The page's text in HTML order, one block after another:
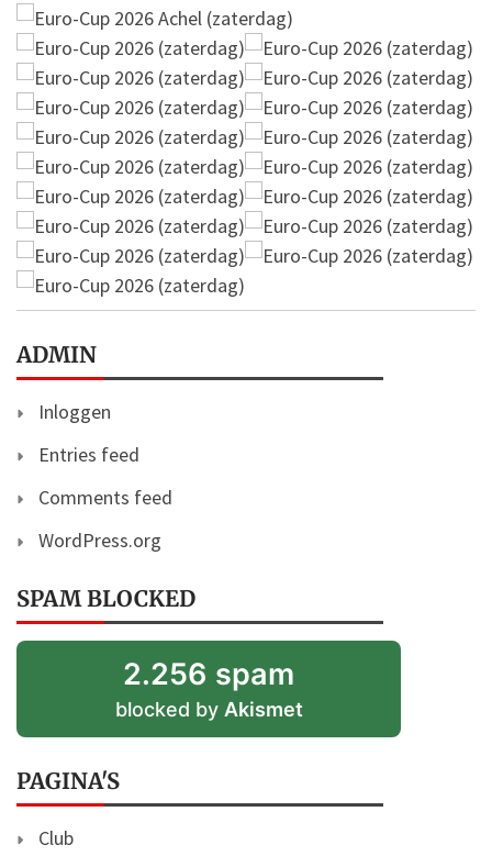
ADMIN
Inloggen
Entries feed
Comments feed
WordPress.org
SPAM BLOCKED
2.256 spam
blocked by Akismet
PAGINA'S
Club